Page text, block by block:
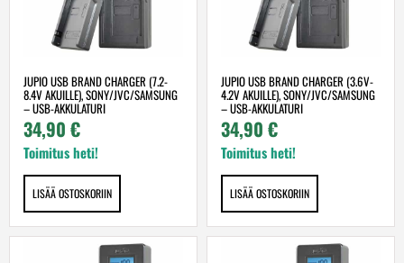
JUPIO USB BRAND CHARGER (7.2-
8.4V AKUILLE), SONY/JVC/SAMSUNG
– USB-AKKULATURI
34,90 €
Toimitus heti!
LISÄÄ OSTOSKORIIN
JUPIO USB BRAND CHARGER (3.6V-
4.2V AKUILLE), SONY/JVC/SAMSUNG
– USB-AKKULATURI
34,90 €
Toimitus heti!
LISÄÄ OSTOSKORIIN